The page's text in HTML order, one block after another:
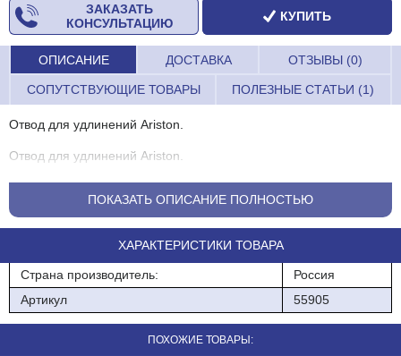
ЗАКАЗАТЬ
КОНСУЛЬТАЦИЮ
КУПИТЬ
ОПИСАНИЕ ДОСТАВКА ОТЗЫВЫ (0)
СОПУТСТВУЮЩИЕ ТОВАРЫ ПОЛЕЗНЫЕ СТАТЬИ (1)
Отвод для удлинений Ariston.
Отвод для удлинений Ariston.
ПОКАЗАТЬ ОПИСАНИЕ ПОЛНОСТЬЮ
ХАРАКТЕРИСТИКИ ТОВАРА
Страна производитель:
Россия
Артикул
55905
ПОХОЖИЕ ТОВАРЫ: